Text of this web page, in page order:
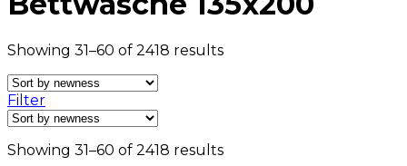
Showing 31–60 of 2418 results
Filter
Showing 31–60 of 2418 results